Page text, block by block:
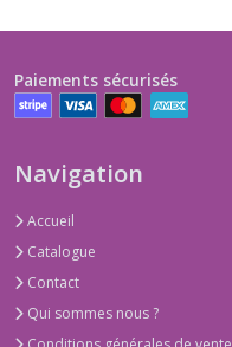
Paiements sécurisés
Navigation
Accueil
Catalogue
Contact
Qui sommes nous ?